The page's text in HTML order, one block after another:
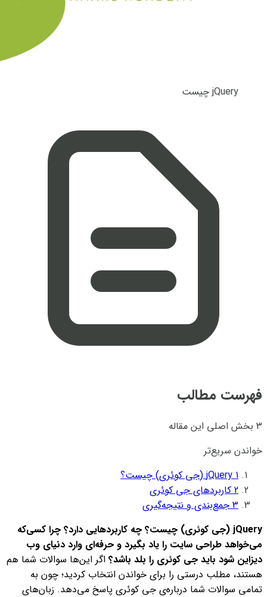
jQuery چیست
فهرست مطالب
3 بخش اصلی این مقاله
خواندن سریع‌تر
1 jQuery (جی کوئری) چیست؟
2 کاربردهای جی کوئری
3 جمع‌بندی و نتیجه‌گیری
jQuery (جی کوئری) چیست؟ چه کاربردهایی دارد؟ چرا کسی‌که
می‌خواهد طراحی سایت را یاد بگیرد و حرفه‌ای وارد دنیای وب
دیزاین شود باید جی کوئری را بلد باشد؟ اگر این‌ها سوالات شما هم
هستند، مطلب درستی را برای خواندن انتخاب کردید؛ چون به
تمامی سوالات شما درباره‌ی جی کوئری پاسخ می‌دهد. زبان‌های